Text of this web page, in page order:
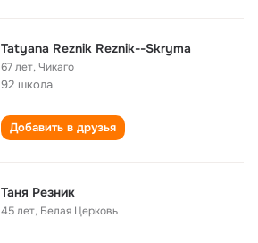
Tatyana Reznik Reznik--Skryma
67 лет,Чикаго
92 школа
Добавить в друзья
Таня Резник
45 лет, Белая Церковь